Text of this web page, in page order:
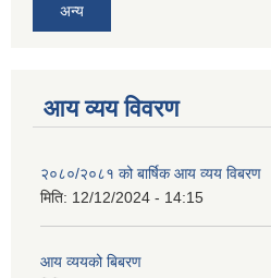
अन्य
आय व्यय विवरण
२०८०/२०८१ को बार्षिक आय व्यय विबरण
मिति: 12/12/2024 - 14:15
आय व्ययको बिबरण